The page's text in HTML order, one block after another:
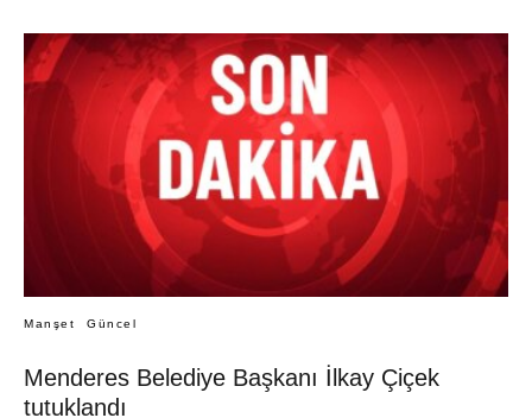
Manşet Güncel
Menderes Belediye Başkanı İlkay Çiçek
tutuklandı